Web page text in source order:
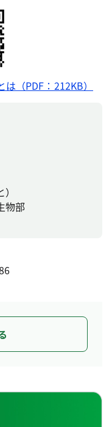
（PDF：212KB）
物部